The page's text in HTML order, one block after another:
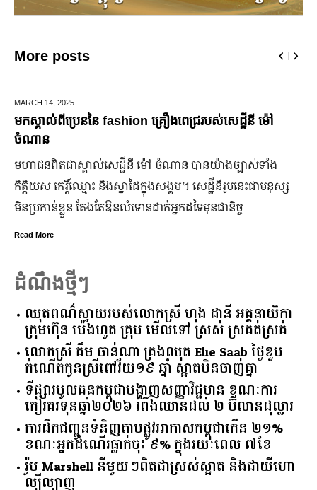
More posts
ឋីនី ម៉ៅ
ាស់​ទាំង​
េះ​ជា​មនុស្ស​
ឆ្លងឆ្នាំសកល អាជ្ញាធររាជធានីភ្នំពេញ នឹងបើកឱ្យដំណើ
ដើម្បីជំរុញ និងលើកកម្ពស់វិស័យទេសចរណ៍នៅរាជធា
កាន់តែរស់រវើក ស្របពេលដែលពិភពលោកទាំងមូល នឹង​
ឆ្នាំសកល ២០២៦នាពេលខាងមុននេះ រដ្ឋបាលរាជធា
ដំណឹងថ្មីៗ
ឈុតពណ៌ស្វាយរបស់លោកស្រី ហុង ដានី អគ្គ​នាយិកា​
ក្រុមហ៊ុន ប៉េងហួត គ្រុប មើលទៅ ស្រស់ ស្រគត់ស្រគំ
លោកស្រី គឹម ចាន់ណា គ្រងឈុត Elie Saab ថ្ងៃខួប
កំណើតកូនស្រីពៅវ័យ១៩ ឆ្នាំ ស្អាតមិនចាញ់គ្នា
ទីផ្សារ​មូលធន​កម្ពុជា​បង្ហាញ​សញ្ញា​វិជ្ជមាន​ ​ខណៈ​ការ​
កៀរគរ​ទុន​ឆ្នាំ​២០២៦​ ​រំពឹង​ឈានដល់​ ​២​ ​ប៊ីលាន​ដុល្លារ​
ការដឹកជញ្ជូនទំនិញតាមផ្លូវអាកាសកម្ពុជាកើន ២១%
ខណៈអ្នកដំណើរធ្លាក់ចុះ ៩% ក្នុងរយៈពេល ៧ខែ